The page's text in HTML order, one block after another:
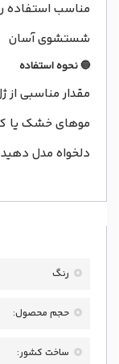
مناسب استفاده
شستشوی آسان
🔵نحوه استفاده
مقدار مناسبی
موهای خشک یا
دلخواه مدل
رنگ
حجم محصول:
ساخت کشور: